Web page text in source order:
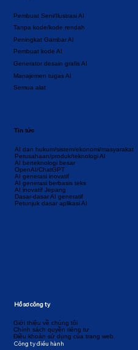
Semua alat
Manajemen tugas AI
Generator desain grafis AI
Tanpa kode/kode rendah
Pembuat kode AI
Peningkat Gambar AI
Pembuat Seni/Ilustrasi AI
AI dan hukum/sistem/ekonomi/masyarakat
Perusahaan/produk/teknologi AI
AI berteknologi besar
OpenAI/ChatGPT
AI generasi inovatif
AI generasi berbasis teks
AI inovatif Jepang
Dasar-dasar AI generatif
Petunjuk dasar aplikasi AI
Tin tức
Giới thiệu về chúng tôi
Chính sách quyền riêng tư
Điều khoản sử dụng của trang web
Công ty điều hành
Hồ sơ công ty